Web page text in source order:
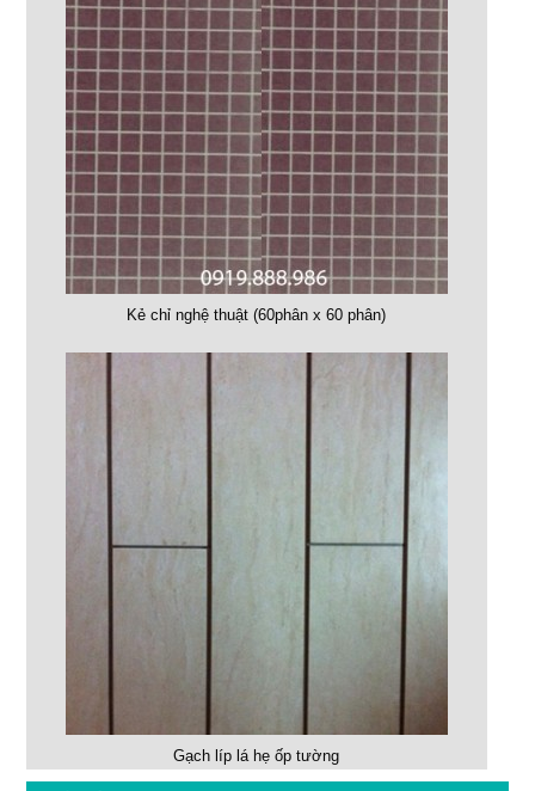
Kẻ chỉ nghệ thuật (60phân x 60 phân)
Gạch líp lá hẹ ốp tường